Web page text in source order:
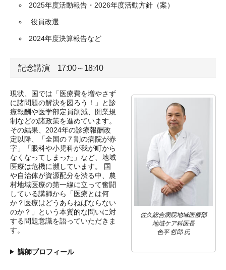
2025年度活動報告・2026年度活動方針（案）
役員改選
2024年度決算報告など
記念講演 17:00～18:40
佐久総合病院地域医療部
地域ケア科医長
色平 哲郎 氏
現状、国では「医療費を増やさず
に諸問題の解決を図ろう！」と診
療報酬や医学部定員削減、開業規
制などの諸政策を進めています。
その結果、2024年の診療報酬改
定以降、「全国の７割の病院が赤
字」「眼科や小児科が我が町から
なくなってしまった」など、地域
医療は危機に瀕しています。 国
や自治体が資源配分を渋る中、農
村地域医療の第一線に立って奮闘
している講師から「医療とは何
か？医療はどうあらねばならない
のか？」という本質的な問いに対
する問題意識を語っていただきま
す。
講師プロフィール